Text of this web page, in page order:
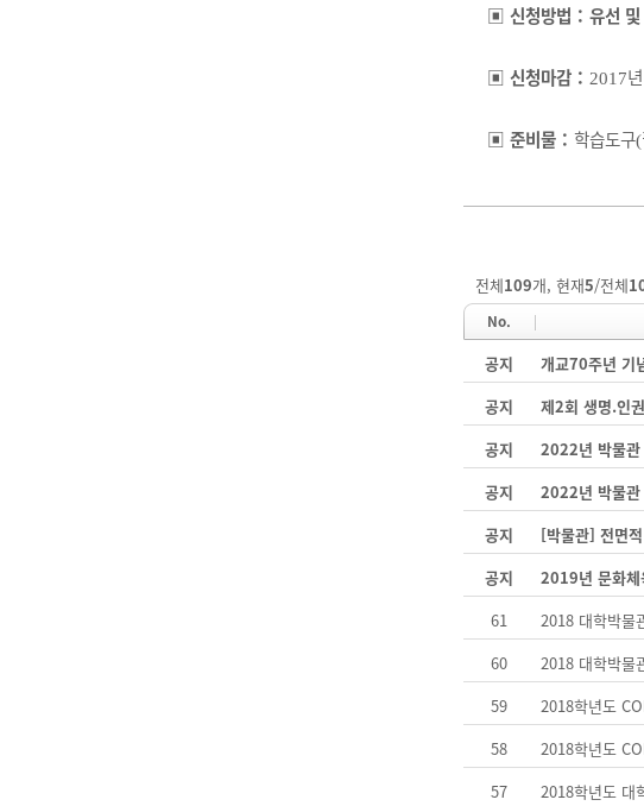
▣ 신청방법 ：유선
▣ 신청마감 ： 2017년
▣ 준비물 ： 학습도구(
전체109개, 현재5/전체
No.
공지 개교70주년 기
공지
제2회 생명.인
공지
2022년 박물
공지
2022년 박물
공지
[박물관] 전면
공지
2019년 문화
61
2018 대학박물
60
2018 대학박물
59
2018학년도
58
2018학년도
57
2018학년도 대